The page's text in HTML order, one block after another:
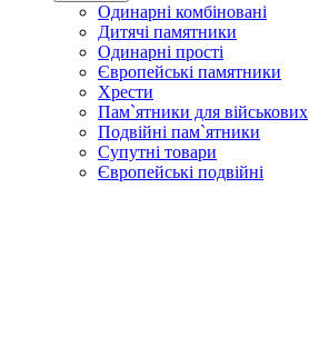
Одинарні комбіновані
Дитячі памятники
Одинарні прості
Європейські памятники
Хрести
Пам`ятники для військових
Подвійні пам`ятники
Супутні товари
Європейські подвійні